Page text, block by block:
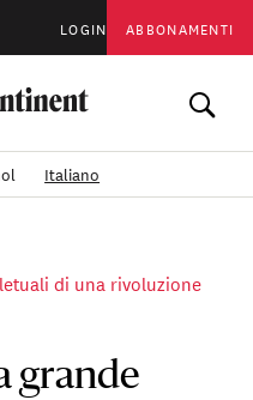
LOGIN ABBONAMENTI
Italiano
grande
di una rivoluzione